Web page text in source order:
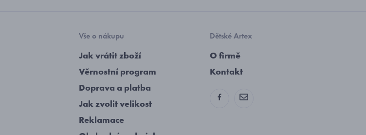
Vše o nákupu
Jak vrátit zboží
Věrnostní program
Doprava a platba
Jak zvolit velikost
Reklamace
Dětské Artex
O firmě
Kontakt